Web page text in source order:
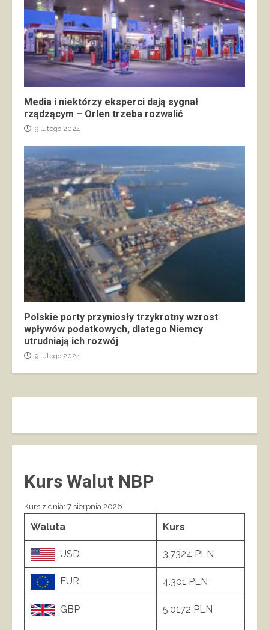
Media i niektórzy eksperci dają sygnał
rządzącym – Orlen trzeba rozwalić
9 lutego 2024
Polskie porty przyniosły trzykrotny wzrost
wpływów podatkowych, dlatego Niemcy
utrudniają ich rozwój
9 lutego 2024
Kurs Walut NBP
Kurs z dnia: 7 sierpnia 2026
Waluta Kurs
USD 3.7324 PLN
EUR 4.301 PLN
GBP 5.0172 PLN